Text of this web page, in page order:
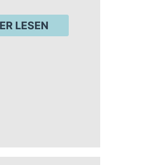
LESEN